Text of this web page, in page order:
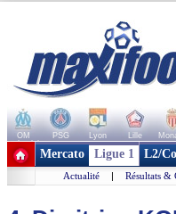
OM PSG Lyon Lille
+ de clubs
Mercato Ligue 1 L2/
Actualité | Résultats &